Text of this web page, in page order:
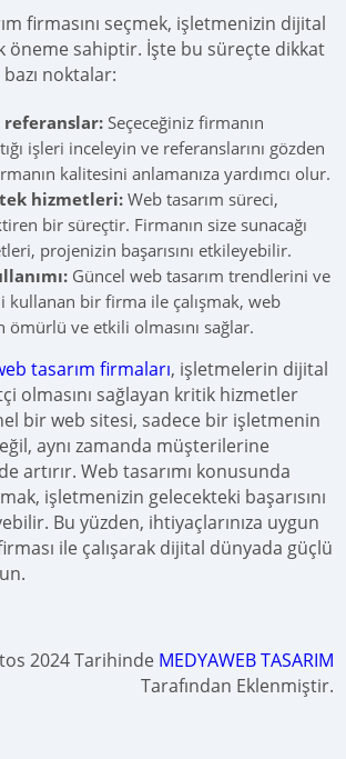
firmasını seçmek, işletmenizin dijital
öneme sahiptir. İşte bu süreçte dikkat
noktalar:
referanslar: Seçeceğiniz firmanın
işleri inceleyin ve referanslarını gözden
kalitesini anlamanıza yardımcı olur.
hizmetleri: Web tasarım süreci,
bir süreçtir. Firmanın size sunacağı
projenizin başarısını etkileyebilir.
Güncel web tasarım trendlerini ve
bir firma ile çalışmak, web
ömürlü ve etkili olmasını sağlar.
tasarım firmaları, işletmelerin dijital
olmasını sağlayan kritik hizmetler
bir web sitesi, sadece bir işletmenin
aynı zamanda müşterilerine
artırır. Web tasarımı konusunda
işletmenizin gelecekteki başarısını
Bu yüzden, ihtiyaçlarınıza uygun
ile çalışarak dijital dünyada güçlü
2024 Tarihinde MEDYAWEB TASARIM
Tarafından Eklenmiştir.